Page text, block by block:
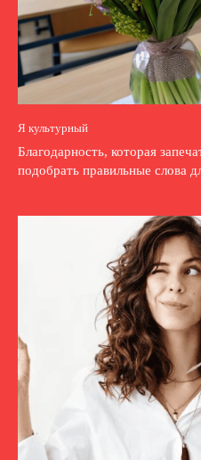
Я культурный
Благодарность, которая
подобрать правильные слова